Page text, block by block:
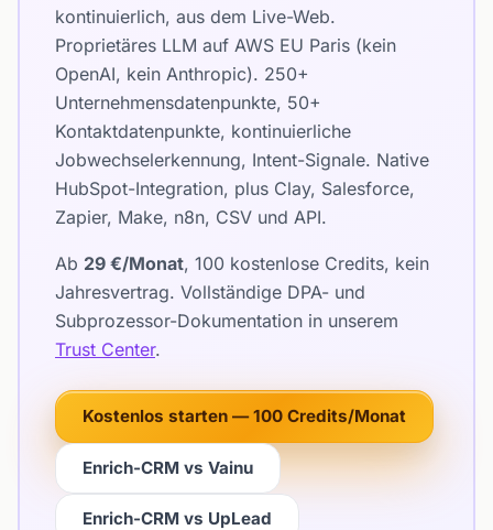
kontinuierlich, aus dem Live-Web.
Proprietäres LLM auf AWS EU Paris (kein
OpenAI, kein Anthropic). 250+
Unternehmensdatenpunkte, 50+
Kontaktdatenpunkte, kontinuierliche
Jobwechselerkennung, Intent-Signale. Native
HubSpot-Integration, plus Clay, Salesforce,
Zapier, Make, n8n, CSV und API.
Ab 29 €/Monat, 100 kostenlose Credits, kein
Jahresvertrag. Vollständige DPA- und
Subprozessor-Dokumentation in unserem
Trust Center.
Kostenlos starten — 100 Credits/Monat
Enrich-CRM vs Vainu
Enrich-CRM vs UpLead